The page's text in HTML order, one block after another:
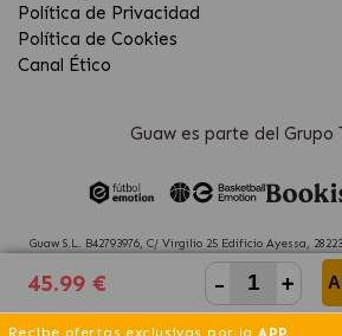
45.99 € - +
Recibe ofertas exclusivas por laAPP
Política de Privacidad
Política de Cookies
Canal Ético
Guaw es parte del Grupo
Guaw S.L. B42793976, C/ Virgilio 25 Edificio Ayessa,
(Spain)